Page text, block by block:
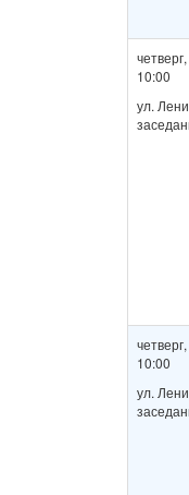
10:00
ул.
10:00
ул.